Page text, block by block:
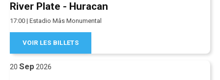
River Plate - Huracan
17:00 | Estadio Mâs Monumental
VOIR LES BILLETS
20 Sep 2026